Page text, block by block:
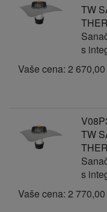
TW
s
Vaše cena: 2
TW
s
Vaše cena: 2